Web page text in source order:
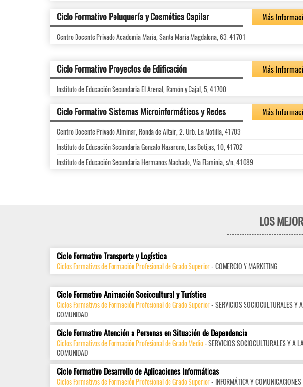
Ciclo Formativo Peluquería y Cosmética Capilar Más
Centro Docente Privado Academia María, Santa María Magdalena, 63, 41701
Ciclo Formativo Proyectos de Edificación Más
Instituto de Educación Secundaria El Arenal, Ramón y Cajal, 5, 41700
Ciclo Formativo Sistemas Microinformáticos y Redes Más
Centro Docente Privado Alminar, Ronda de Altair, 2. Urb. La Motilla, 41703
Instituto de Educación Secundaria Gonzalo Nazareno, Las Botijas, 10, 41702
Instituto de Educación Secundaria Hermanos Machado, Vía Flaminia, s/n, 41089
LOS
Ciclo Formativo Transporte y Logística
Ciclos Formativos de Formación Profesional de Grado Superior- COMERCIO Y MARKETING
Ciclo Formativo Animación Sociocultural y Turística
Ciclos Formativos de Formación Profesional de Grado Superior- SERVICIOS SOCIOCULTURALES Y
COMUNIDAD
Ciclo Formativo Atención a Personas en Situación de Dependencia
Ciclos Formativos de Formación Profesional de Grado Medio- SERVICIOS SOCIOCULTURALES Y A LA
COMUNIDAD
Ciclo Formativo Desarrollo de Aplicaciones Informáticas
Ciclos Formativos de Formación Profesional de Grado Superior- INFORMÁTICA Y COMUNICACIONES